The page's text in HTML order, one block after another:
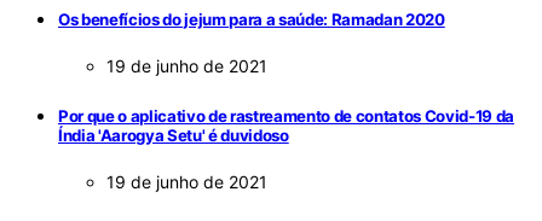
Os benefícios do jejum para a saúde: Ramadan 2020
19 de junho de 2021
Por que o aplicativo de rastreamento de contatos Covid-19 da
Índia 'Aarogya Setu' é duvidoso
19 de junho de 2021